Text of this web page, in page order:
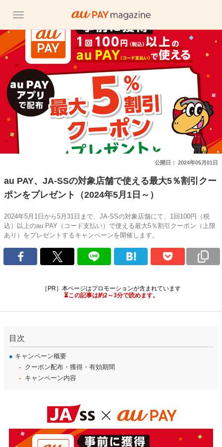
公開日： 2024年05月01日
au PAY、JA-SSの対象店舗で使える最大5％割引クー
ポンをプレゼント（2024年5月1日～）
2024年5月1日から5月31日まで、JA-SSの対象店舗にて、1回100円（税
込）以上のau PAY（コード支払い）で使える最大5％割引クーポン（上限
あり）をプレゼントするキャンペーンを開催します。
［PR］本ページはプロモーションが含まれています
⏳この記事は約2～3分で読めます。
目次
● キャンペーン概要
クーポン配布・獲得・有効期間
キャンペーン内容